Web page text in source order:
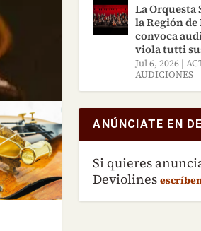
La Orquesta
la Región
convoca
viola tutti
Jul 6, 2026 |
AUDICIONES
ANÚNCIATE EN
Si quieres
Deviolines